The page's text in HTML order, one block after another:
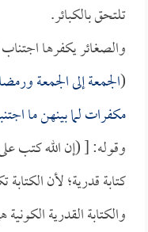
تلتحق بالكبائر.
والصغائر يكفرها
(الجمعة إلى الجمعة
مكفرات لما بينهن ما
وقوله: [ (إن الله كتب
كتابة قدرية؛ لأن
والكتابة القدرية